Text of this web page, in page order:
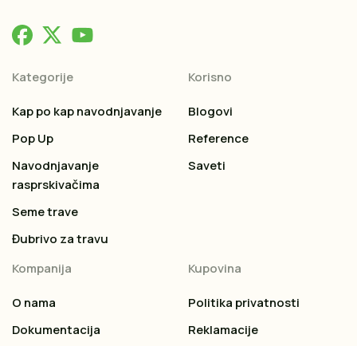
Kategorije
Kap po kap navodnjavanje
Pop Up
Navodnjavanje
rasprskivačima
Seme trave
Đubrivo za travu
Korisno
Blogovi
Reference
Saveti
Kompanija
O nama
Dokumentacija
Kupovina
Politika privatnosti
Reklamacije